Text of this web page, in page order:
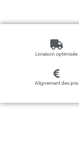
Livraison optimisée
Alignement des prix